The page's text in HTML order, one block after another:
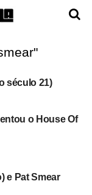
século 21)
o House Of
e Pat Smear